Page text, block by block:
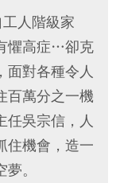
工人階級家
懼高症…卻克
面對各種令人
百萬分之一機
任吳宗信，人
住機會，造一
。